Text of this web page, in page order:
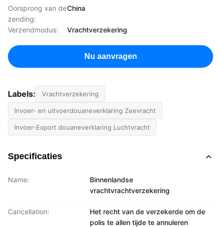
Oorsprong van de
zending:
China
Verzendmodus: Vrachtverzekering
Nu aanvragen
Labels: Vrachtverzekering
Invoer- en uitvoerdouaneverklaring Zeevracht
Invoer-Export douaneverklaring Luchtvracht
Specificaties
Name:
Binnenlandse
vrachtvrachtverzekering
Cancellation:
Het recht van de verzekerde om de
polis te allen tijde te annuleren